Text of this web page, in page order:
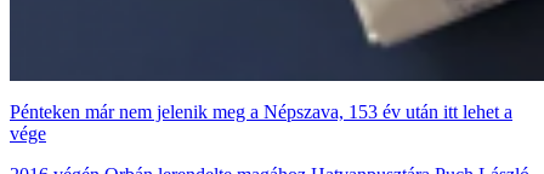
Pénteken már nem jelenik meg a Népszava, 153 év után itt lehet a
vége